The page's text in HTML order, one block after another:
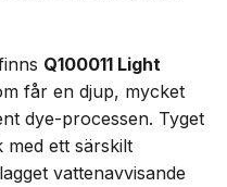
Q100011 Light
får en djup, mycket
dye-processen. Tyget
med ett särskilt
vattenavvisande